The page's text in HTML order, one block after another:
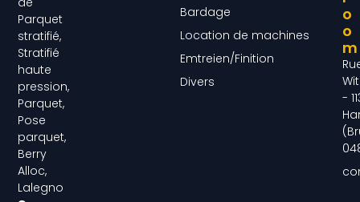
Parquet
stratifié,
Stratifié
haute
pression,
Parquet,
Pose
parquet,
Berry
Alloc,
Lalegno
Bardage
Location de machines
Emtreien/Finition
Divers
O
O
M
-